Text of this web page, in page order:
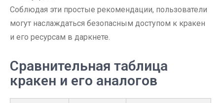
Соблюдая эти простые рекомендации, пользователи
могут наслаждаться безопасным доступом к кракен
и его ресурсам в даркнете.
Сравнительная таблица
кракен и его аналогов